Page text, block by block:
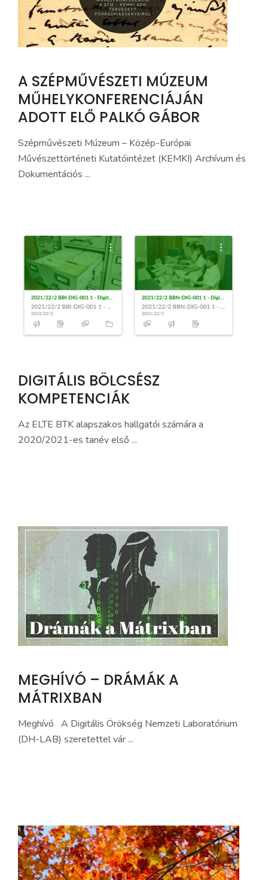
A SZÉPMŰVÉSZETI MÚZEUM
MŰHELYKONFERENCIÁJÁN
ADOTT ELŐ PALKÓ GÁBOR
Szépművészeti Múzeum – Közép-Európai
Művészettörténeti Kutatóintézet (KEMKI) Archívum és
Dokumentációs ...
DIGITÁLIS BÖLCSÉSZ
KOMPETENCIÁK
Az ELTE BTK alapszakos hallgatói számára a
2020/2021-es tanév első ...
MEGHÍVÓ – DRÁMÁK A
MÁTRIXBAN
Meghívó A Digitális Örökség Nemzeti Laboratórium
(DH-LAB) szeretettel vár ...